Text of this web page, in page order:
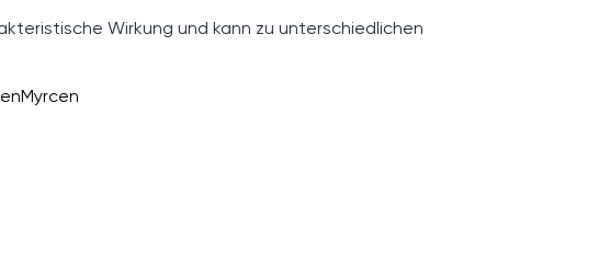
Wirkung und kann zu unterschiedlichen
Myrcen